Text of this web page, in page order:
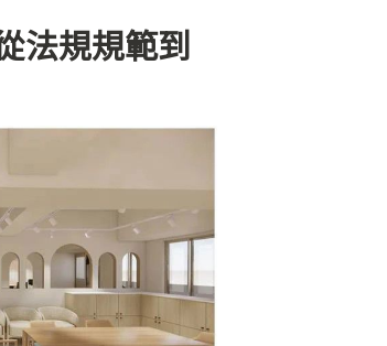
法規規範到